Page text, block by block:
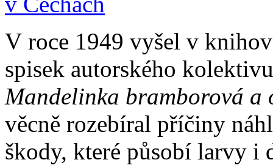
V roce 1949 vyšel v
spisek autorského
Mandelinka bramborová
věcně rozebíral příčiny
škody, které působí larvy i